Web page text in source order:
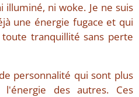
illuminé, ni woke. Je ne suis
une énergie fugace et qui
tranquillité sans perte
personnalité qui sont plus
des autres. Ces